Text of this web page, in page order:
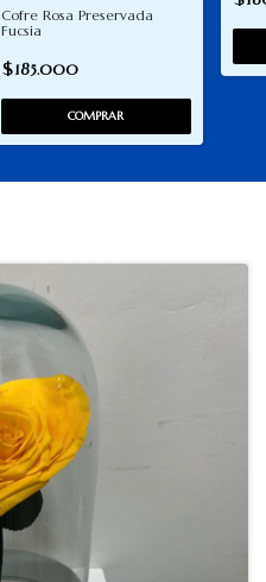
Cofre Rosa Preservada
Fucsia
$185.000